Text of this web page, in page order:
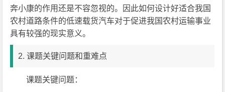
奔小康的作用还是不容忽视的。因此如何设计好适合我国
农村道路条件的低速载货汽车对于促进我国农村运输事业
具有较强的现实意义。
2. 课题关键问题和重难点
课题关键问题：